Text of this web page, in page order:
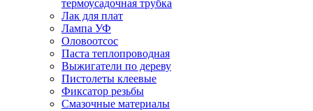
термоусадочная трубка
Лак для плат
Лампа УФ
Оловоотсос
Паста теплопроводная
Выжигатели по дереву
Пистолеты клеевые
Фиксатор резьбы
Смазочные материалы